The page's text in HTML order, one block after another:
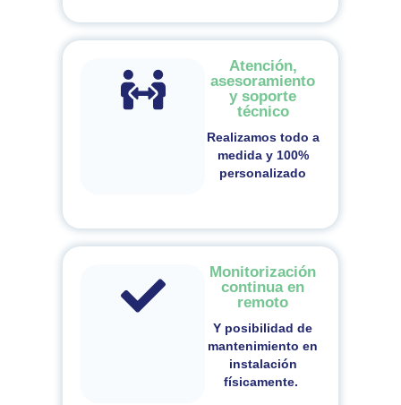
Atención,
asesoramiento
y soporte
técnico
Realizamos todo a
medida y 100%
personalizado
Monitorización
continua en
remoto
Y posibilidad de
mantenimiento en
instalación
físicamente.